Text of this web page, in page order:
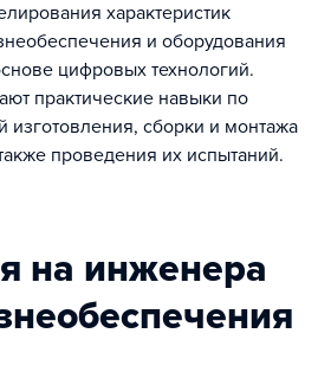
характеристик
и оборудования
цифровых технологий.
практические навыки по
изготовления, сборки и монтажа
проведения их испытаний.
на инженера